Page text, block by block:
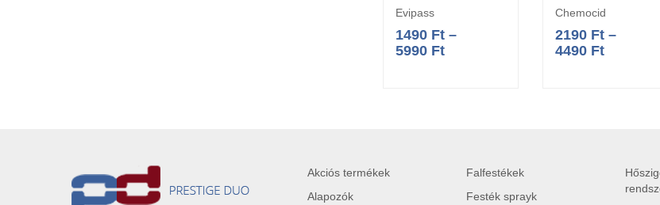
választása
Evipass
1490 Ft –
5990 Ft
választása
Chemocid
2190 Ft –
4490 Ft
Akciós termékek
Alapozók
Falfestékek
Festék sprayk